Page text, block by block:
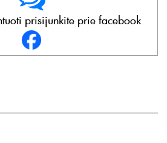
prisijunkite prie facebook